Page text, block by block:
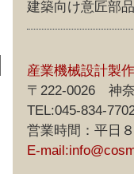
建築向け意匠部品
産業機械設計製
〒222-0026 神
TEL:045-834-
営業時間：平日
E-